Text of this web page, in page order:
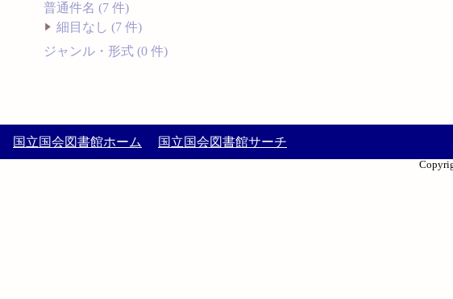
普通件名 (7 件)
細目なし (7 件)
ジャンル・形式 (0 件)
国立国会図書館ホーム 国立国会図書館サーチ